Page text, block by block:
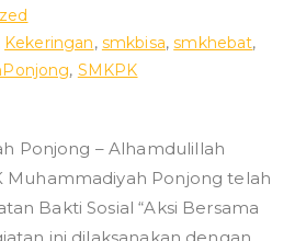
Kekeringan, smkbisa,smkhebat,
, SMKPK
Ponjong – Alhamdulillah
Muhammadiyah Ponjong telah
Bakti Sosial “Aksi Bersama